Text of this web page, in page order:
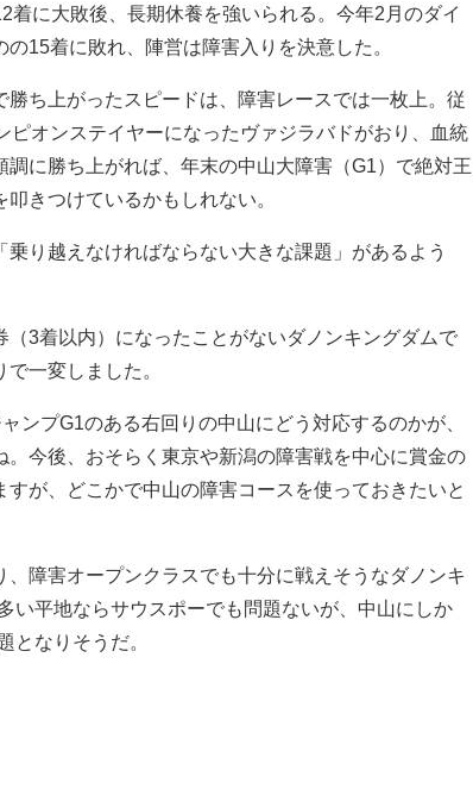
に大敗後、長期休養を強いられる。今年2月のダイ
15着に敗れ、陣営は障害入りを決意した。
ち上がったスピードは、障害レースでは一枚上。従
ピオンステイヤーになったヴァジラバドがおり、血統
に勝ち上がれば、年末の中山大障害（G1）で絶対王
叩きつけているかもしれない。
り越えなければならない大きな課題」があるよう
（3着以内）になったことがないダノンキングダムで
一変しました。
ンプG1のある右回りの中山にどう対応するのかが、
。今後、おそらく東京や新潟の障害戦を中心に賞金の
すが、どこかで中山の障害コースを使っておきたいと
障害オープンクラスでも十分に戦えそうなダノンキ
い平地ならサウスポーでも問題ないが、中山にしか
となりそうだ。